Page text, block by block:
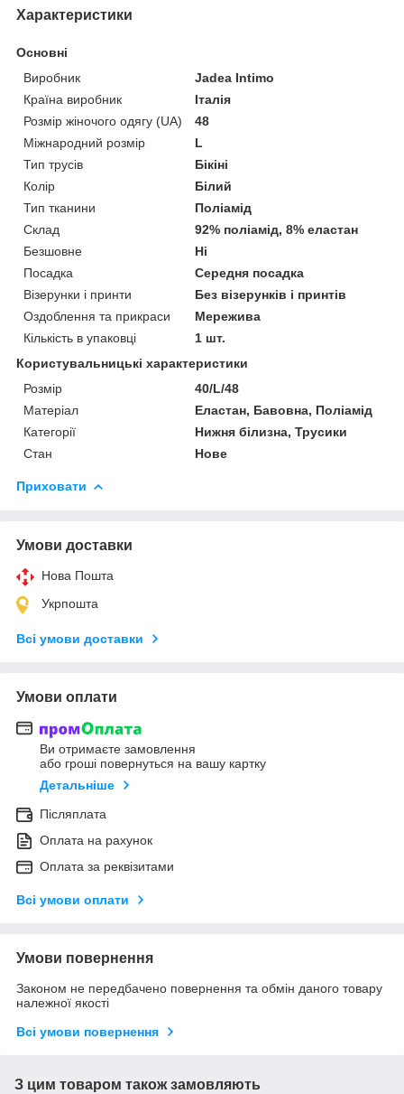
Характеристики
Основні
Виробник
Jadea Intimo
Країна виробник
Італія
Розмір жіночого одягу (UA)
48
Міжнародний розмір
L
Тип трусів
Бікіні
Колір
Білий
Тип тканини
Поліамід
Склад
92% поліамід, 8% еластан
Безшовне
Ні
Посадка
Середня посадка
Візерунки і принти
Без візерунків і принтів
Оздоблення та прикраси
Мережива
Кількість в упаковці
1 шт.
Користувальницькі характеристики
Розмір
40/L/48
Матеріал
Еластан, Бавовна, Поліамід
Категорії
Нижня білизна, Трусики
Стан
Нове
Приховати
Умови доставки
Нова Пошта
Укрпошта
Всі умови доставки
Умови оплати
Ви отримаєте замовлення
або гроші повернуться на вашу картку
Детальніше
Післяплата
Оплата на рахунок
Оплата за реквізитами
Всі умови оплати
Умови повернення
Законом не передбачено повернення та обмін даного товару
належної якості
Всі умови повернення
З цим товаром також замовляють